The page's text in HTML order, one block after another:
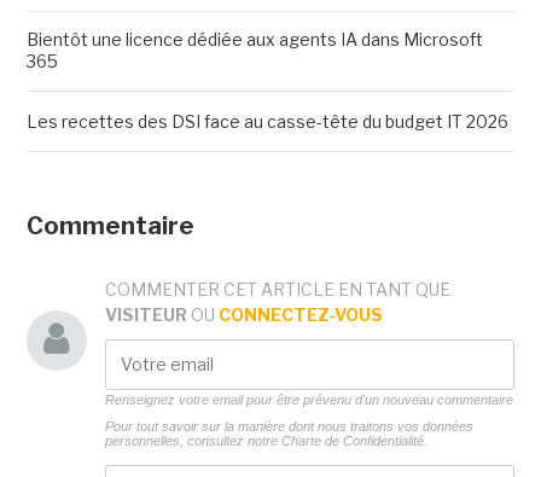
Bientôt une licence dédiée aux agents IA dans Microsoft
365
Les recettes des DSI face au casse-tête du budget IT 2026
Commentaire
COMMENTER CET ARTICLE EN TANT QUE
VISITEUR OU CONNECTEZ-VOUS
Renseignez votre email pour être prévenu d'un nouveau commentaire
Pour tout savoir sur la manière dont nous traitons vos données
personnelles, consultez notre Charte de Confidentialité.